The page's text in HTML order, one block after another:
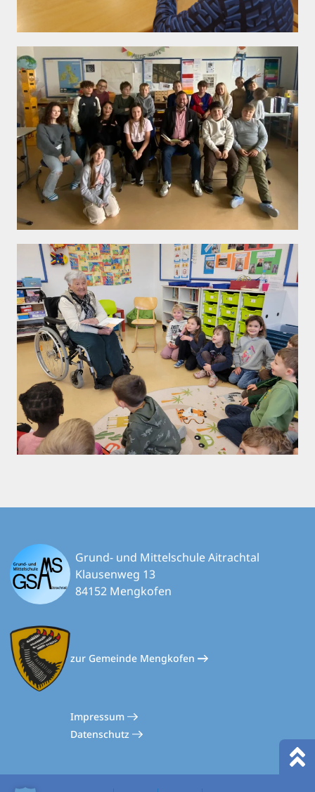
Grund- und Mittelschule Aitrachtal
Klausenweg 13
84152 Mengkofen
zur Gemeinde Mengkofen
Impressum
Datenschutz